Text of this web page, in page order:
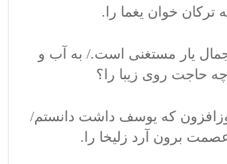
ترکان خوان یغما را.
یار مستغنی است./ به آب و
حاجت روی زیبا را؟
که یوسف داشت دانستم/
برون آرد زلیخا را.